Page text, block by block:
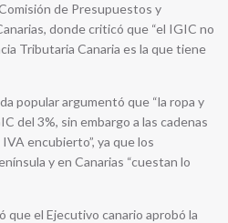
de Presupuestos y
donde criticó que “el IGIC no
Tributaria Canaria es la que tiene
popular argumentó que “la ropa y
del 3%, sin embargo a las cadenas
encubierto”, ya que los
y en Canarias “cuestan lo
que el Ejecutivo canario aprobó la